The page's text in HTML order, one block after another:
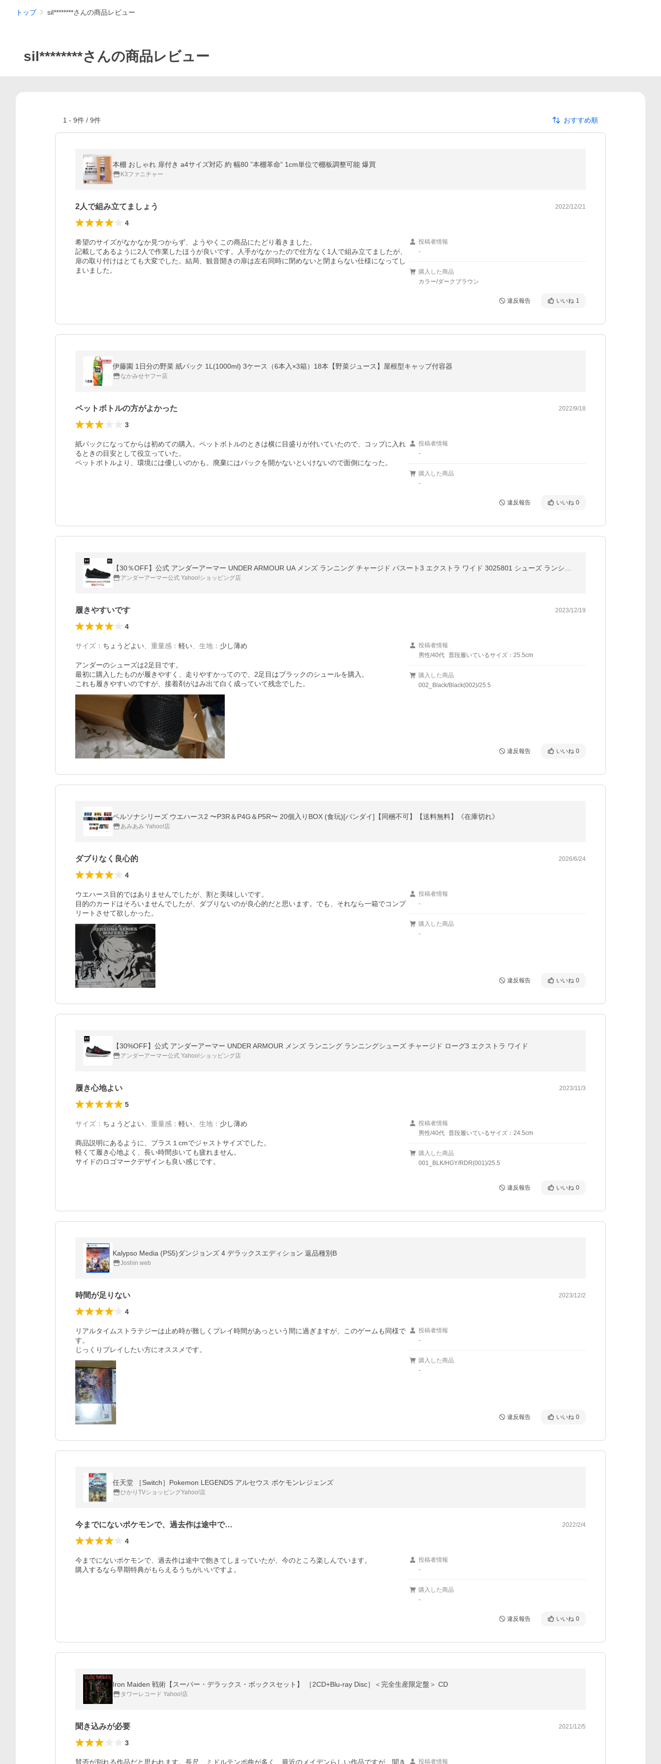
トップ sil********さんの商品レビュー
sil********さんの商品レビュー
1 - 9件 / 9件 おすすめ順
本棚 おしゃれ 扉付き a4サイズ対応 約 幅80 ”本棚革命” 1cm単位で棚板調整可能 爆買
K3ファニチャー
2人で組み立てましょう 2022/12/21
4
希望のサイズがなかなか見つからず、ようやくこの商品にたどり着きました。
記載してあるように2人で作業したほうが良いです。人手がなかったので仕方なく1人で組み立てましたが、
扉の取り付けはとても大変でした。結局、観音開きの扉は左右同時に閉めないと閉まらない仕様になってし
まいました。
投稿者情報
-
購入した商品
カラー/ダークブラウン
違反報告 いいね 1
伊藤園 1日分の野菜 紙パック 1L(1000ml) 3ケース（6本入×3箱）18本【野菜ジュース】屋根型キャップ付容器
なかみせヤフー店
ペットボトルの方がよかった 2022/9/18
3
紙パックになってからは初めての購入。ペットボトルのときは横に目盛りが付いていたので、コップに入れ
るときの目安として役立っていた。
投稿者情報
-
購入した商品
-
違反報告 いいね 0
アンダーアーマー公式 Yahoo!ショッピング店
履きやすいです 2023/12/19
4
サイズ ： ちょうどよい 重量感 ： 軽い 生地 ： 少し薄め
アンダーのシューズは2足目です。
最初に購入したものが履きやすく、走りやすかってので、2足目はブラックのシュールを購入。
これも履きやすいのですが、接着剤がはみ出て白く成っていて残念でした。
投稿者情報
男性/40代 普段履いているサイズ：25.5cm
購入した商品
002_Black/Black(002)/25.5
違反報告 いいね 0
ペルソナシリーズ ウエハース2 〜P3R＆P4G＆P5R〜 20個入りBOX (食玩)[バンダイ]【同梱不可】【送料無料】《在庫切れ》
あみあみ Yahoo!店
ダブりなく良心的 2026/6/24
4
ウエハース目的ではありませんでしたが、割と美味しいです。
目的のカードはそろいませんでしたが、ダブりないのが良心的だと思います。でも、それなら一箱でコンプ
リートさせて欲しかった。
投稿者情報
-
購入した商品
-
違反報告 いいね 0
【30%OFF】公式 アンダーアーマー UNDER ARMOUR メンズ ランニング ランニングシューズ チャージド ローグ3 エクストラ ワイド
アンダーアーマー公式 Yahoo!ショッピング店
履き心地よい 2023/11/3
5
サイズ ： ちょうどよい 重量感 ： 軽い 生地 ： 少し薄め
商品説明にあるように、プラス１cmでジャストサイズでした。
軽くて履き心地よく、長い時間歩いても疲れません。
投稿者情報
男性/40代 普段履いているサイズ：24.5cm
購入した商品
001_BLK/HGY/RDR(001)/25.5
違反報告 いいね 0
Kalypso Media (PS5)ダンジョンズ 4 デラックスエディション 返品種別B
Joshin web
時間が足りない 2023/12/2
4
リアルタイムストラテジーは止め時が難しくプレイ時間があっという間に過ぎますが、このゲームも同様で
す。
じっくりプレイしたい方にオススメです。
投稿者情報
-
購入した商品
-
違反報告 いいね 0
任天堂 ［Switch］Pokemon LEGENDS アルセウス ポケモンレジェンズ
ひかりTVショッピングYahoo!店
今までにないポケモンで、過去作は途中で… 2022/2/4
4
今までにないポケモンで、過去作は途中で飽きてしまっていたが、今のところ楽しんでいます。
購入するなら早期特典がもらえるうちがいいですよ。
投稿者情報
-
購入した商品
-
違反報告 いいね 0
Iron Maiden 戦術【スーパー・デラックス・ボックスセット】 ［2CD+Blu-ray Disc］＜完全生産限定盤＞ CD
タワーレコード Yahoo!店
聞き込みが必要 2021/12/5
3
賛否が別れる作品だと思われます。長尺、ミドルテンポ曲が多く、最近のメイデンらしい作品ですが、聞き 投稿者情報